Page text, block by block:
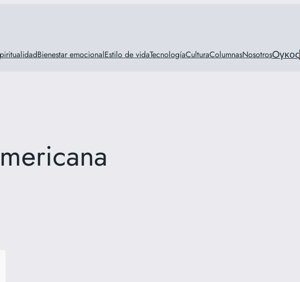
Bienestar emocionalEstilo de vidaTecnologíaCulturaColumnasNosotrosOγκος